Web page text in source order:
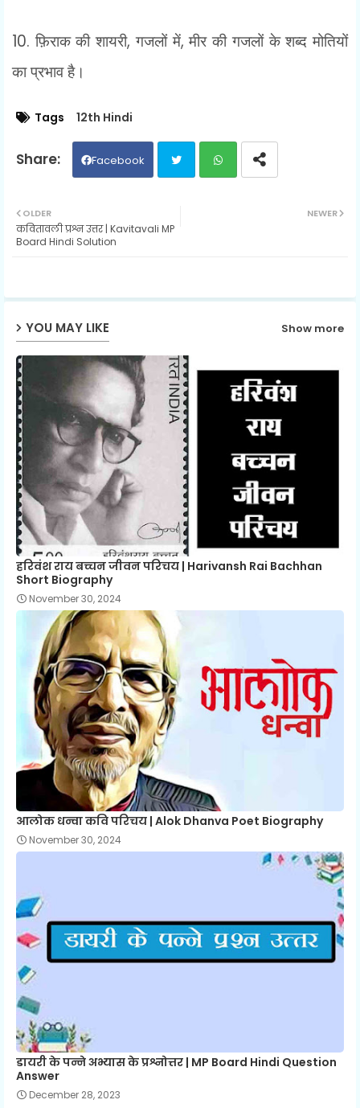
10.फ़िराक की शायरी,गजलों में,मीर की गजलों के शब्द मोतियों
का प्रभाव है।
Tags 12th Hindi
Facebook
ter
p
NEWER
OLDER
कवितावली प्रश्न उत्तर | Kavitavali MP
Board Hindi Solution
YOU MAY LIKE Show more
हरिवंश राय बच्चन जीवन परिचय | Harivansh Rai Bachhan
Short Biography
November 30, 2024
आलोक धन्वा कवि परिचय | Alok Dhanva Poet Biography
November 30, 2024
डायरी के पन्ने अभ्यास के प्रश्नोत्तर | MP Board Hindi Question
Answer
December 28, 2023